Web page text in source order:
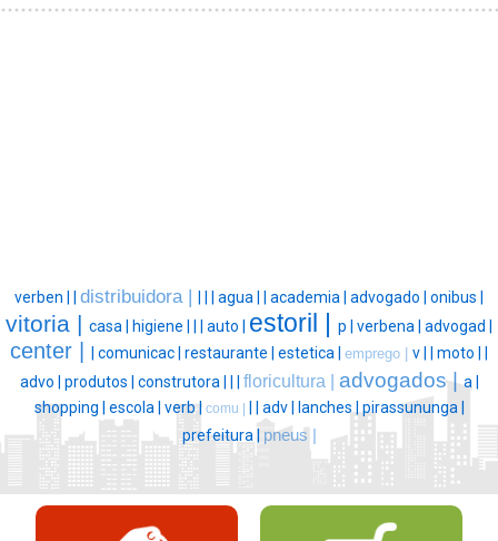
verben | | distribuidora | | | | agua | | academia | advogado | onibus |
vitoria | casa | higiene | | | auto | estoril | p | verbena | advogad |
center | | comunicac | restaurante | estetica | emprego | v | | moto | |
advo | produtos | construtora | | | floricultura | advogados |a |
shopping | escola | verb | comu | | | adv | lanches | pirassununga |
prefeitura | pneus |